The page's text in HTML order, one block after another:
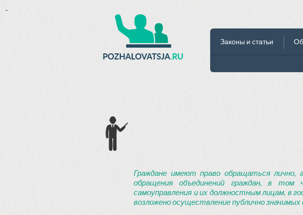
Законы и статьи
Граждане имеют право обращаться лично,
обращения объединений граждан, в том
самоуправления и их должностным лицам, в
возложено осуществление публично
-